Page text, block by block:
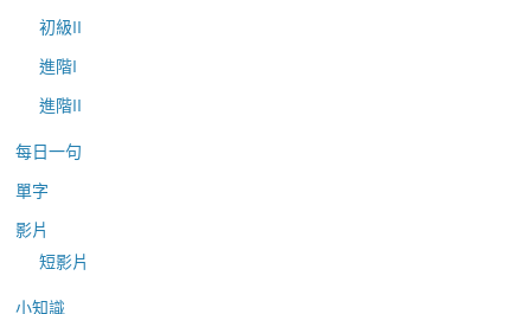
初級II
進階I
進階II
每日一句
單字
影片
短影片
小知識